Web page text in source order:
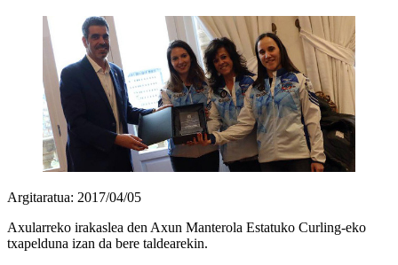
Argitaratua: 2017/04/05
Axularreko irakaslea den Axun Manterola Estatuko Curling-eko
txapelduna izan da bere taldearekin.